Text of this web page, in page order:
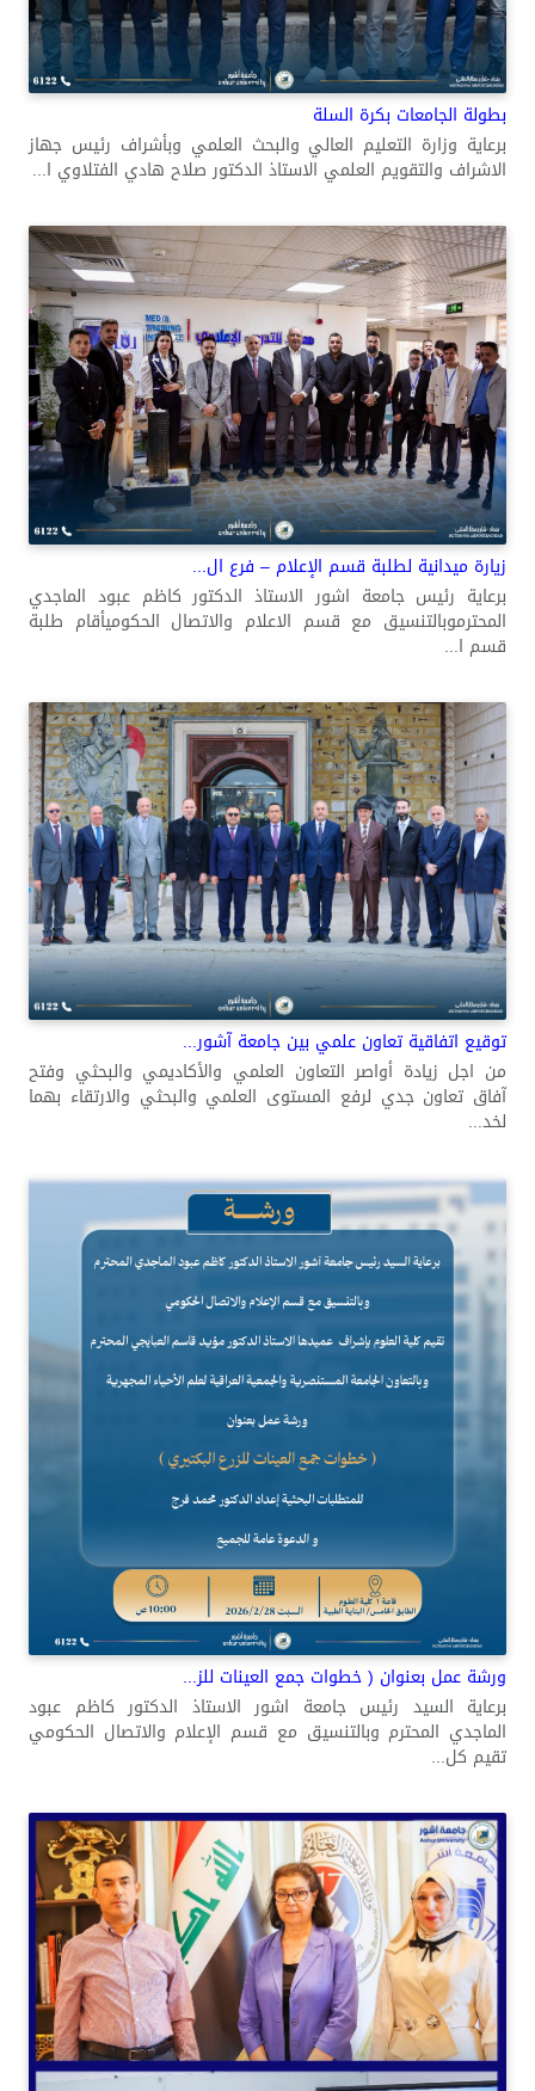
بطولة الجامعات بكرة السلة
برعاية وزارة التعليم العالي والبحث العلمي وبأشراف رئيس جهاز
الاشراف والتقويم العلمي الاستاذ الدكتور صلاح هادي الفتلاوي ا...
زيارة ميدانية لطلبة قسم الإعلام – فرع ال...
برعاية رئيس جامعة اشور الاستاذ الدكتور كاظم عبود الماجدي
المحترموبالتنسيق مع قسم الاعلام والاتصال الحكوميأقام طلبة
قسم ا...
توقيع اتفاقية تعاون علمي بين جامعة آشور...
من اجل زيادة أواصر التعاون العلمي والأكاديمي والبحثي وفتح
آفاق تعاون جدي لرفع المستوى العلمي والبحثي والارتقاء بهما
لخد...
ورشة عمل بعنوان ( خطوات جمع العينات للز...
برعاية السيد رئيس جامعة اشور الاستاذ الدكتور كاظم عبود
الماجدي المحترم وبالتنسيق مع قسم الإعلام والاتصال الحكومي
تقيم كل...